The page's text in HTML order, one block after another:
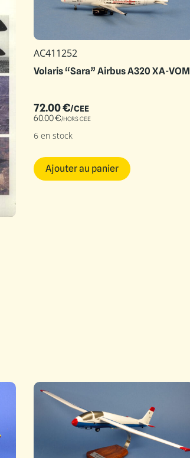
AC411252
Volaris “Sara” Airbus A320 XA-VOM
72.00€/CEE
60.00€/HORS CEE
6 en stock
Ajouter au panier